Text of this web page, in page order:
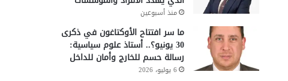
منذ أسبوعين
ما سر افتتاح الأوكتاغون في ذكرى
30 يونيو؟.. أستاذ علوم سياسية:
رسالة حسم للخارج وأمان للداخل
6 يوليو، 2026